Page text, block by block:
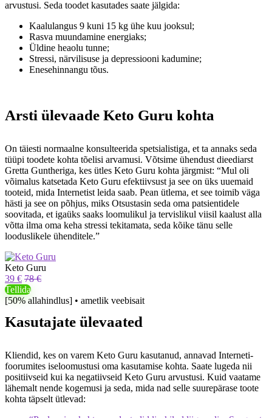
arvustusi. Seda toodet kasutades saate jälgida:
Kaalulangus 9 kuni 15 kg ühe kuu jooksul;
Rasva muundamine energiaks;
Üldine heaolu tunne;
Stressi, närvilisuse ja depressiooni kadumine;
Enesehinnangu tõus.
Arsti ülevaade Keto Guru kohta
On täiesti normaalne konsulteerida spetsialistiga, et ta annaks seda
tüüpi toodete kohta tõelisi arvamusi. Võtsime ühendust dieediarst
Gretta Guntheriga, kes ütles Keto Guru kohta järgmist: “Mul oli
võimalus katsetada Keto Guru efektiivsust ja see on üks uuemaid
tooteid, mida Internetist leida saab. Pean ütlema, et see toimib väga
hästi ja see on põhjus, miks Otsustasin seda oma patsientidele
soovitada, et igaüks saaks loomulikul ja tervislikul viisil kaalust alla
võtta ilma oma keha stressi tekitamata, seda kõike tänu selle
looduslikele ühenditele.”
Keto Guru
39 € 78 €
Tellida
[50% allahindlus] • ametlik veebisait
Kasutajate ülevaated
Kliendid, kes on varem Keto Guru kasutanud, annavad Interneti-
foorumites iseloomustusi oma kasutamise kohta. Saate lugeda nii
positiivseid kui ka negatiivseid Keto Guru arvustusi. Kuid vaatame
lähemalt nende kogemusi ja seda, mida nad selle suurepärase toote
kohta täpselt ütlevad: